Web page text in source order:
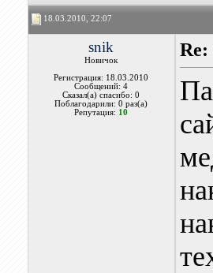
18.03.2010, 22:07
snik
Новичок
Регистрация: 18.03.2010
Сообщений: 4
Сказал(а) спасибо: 0
Поблагодарили: 0 раз(а)
Репутация: 10
Re: